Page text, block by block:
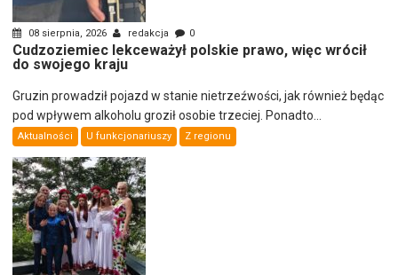
08 sierpnia, 2026 redakcja 0
Cudzoziemiec lekceważył polskie prawo, więc wrócił
do swojego kraju
Gruzin prowadził pojazd w stanie nietrzeźwości, jak również będąc
pod wpływem alkoholu groził osobie trzeciej. Ponadto...
Aktualności U funkcjonariuszy Z regionu